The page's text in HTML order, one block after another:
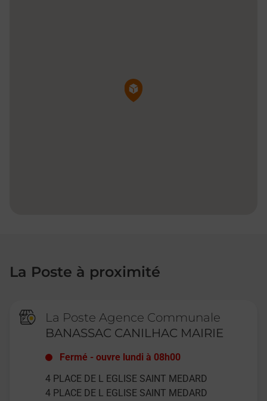
Pin de la carte
La Poste à proximité
La Poste Agence Communale
BANASSAC CANILHAC MAIRIE
Fermé -ouvre lundi à 08h00
4 PLACE DE L EGLISE SAINT MEDARD
4 PLACE DE L EGLISE SAINT MEDARD